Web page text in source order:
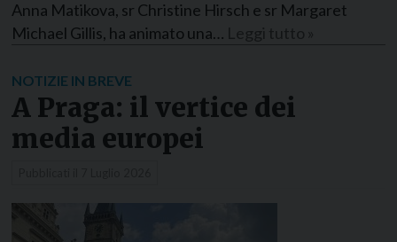
Anna Matikova, sr Christine Hirsch e sr Margaret
Michael Gillis, ha animato una…
NOTIZIE IN BREVE
A Praga: il vertice dei
media europei